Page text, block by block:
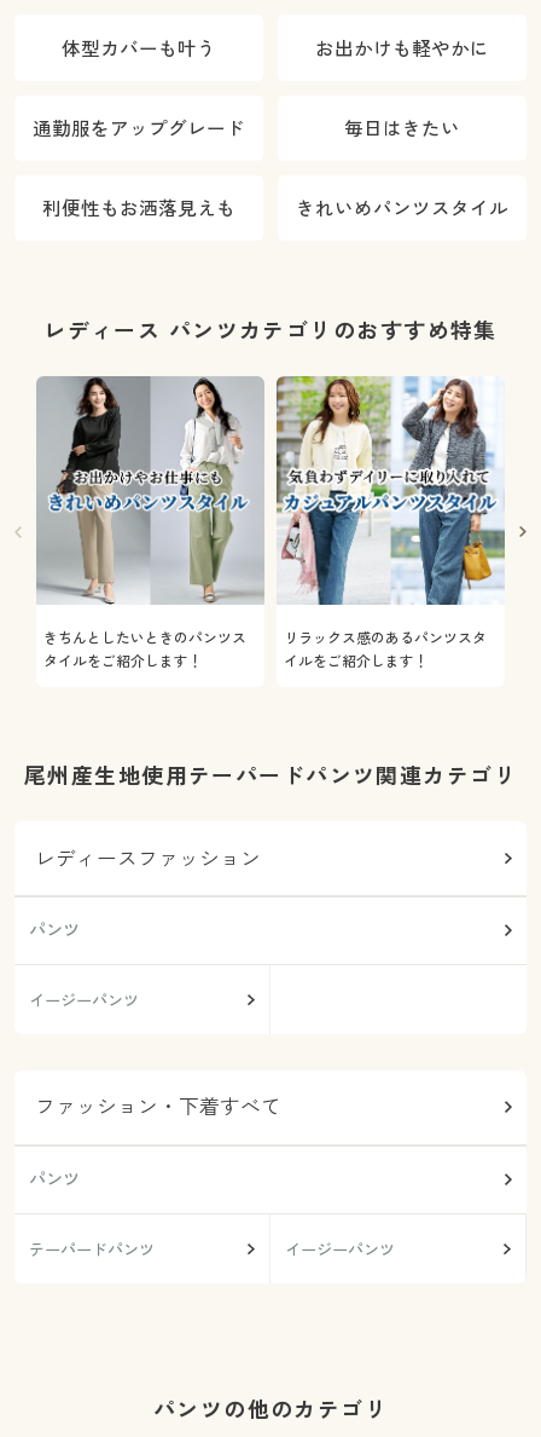
体型カバーも叶う お出かけも軽やかに
通勤服をアップグレード 毎日はきたい
利便性もお洒落見えも きれいめパンツスタイル
レディース パンツカテゴリのおすすめ特集
きちんとしたいときのパンツス
タイルをご紹介します！
リラックス感のあるパンツスタ
イルをご紹介します！
尾州産生地使用テーパードパンツ関連カテゴリ
レディースファッション
パンツ
イージーパンツ
ファッション・下着すべて
パンツ
テーパードパンツ イージーパンツ
パンツの他のカテゴリ